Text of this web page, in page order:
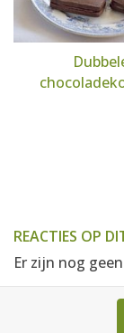
REACTIES OP
Er zijn nog